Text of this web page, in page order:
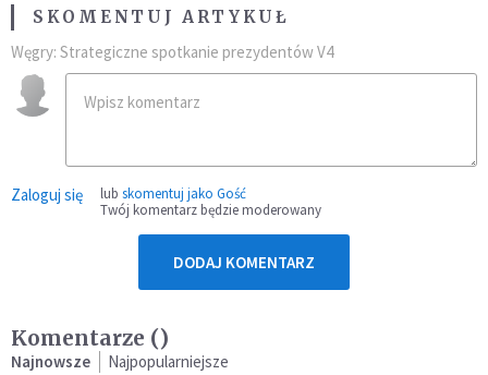
SKOMENTUJ ARTYKUŁ
Węgry: Strategiczne spotkanie prezydentów V4
Zaloguj się lub skomentuj jako Gość
Twój komentarz będzie moderowany
DODAJ KOMENTARZ
Komentarze ()
Najnowsze Najpopularniejsze